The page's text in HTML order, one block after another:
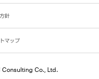
針
マップ
Consulting Co., Ltd.